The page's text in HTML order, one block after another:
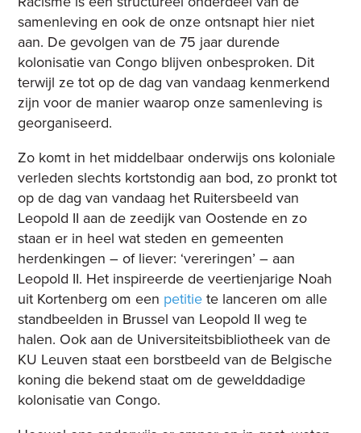
samenleving en ook de onze ontsnapt hier niet
aan. De gevolgen van de 75 jaar durende
kolonisatie van Congo blijven onbesproken. Dit
terwijl ze tot op de dag van vandaag kenmerkend
zijn voor de manier waarop onze samenleving is
georganiseerd.
Zo komt in het middelbaar onderwijs ons koloniale
verleden slechts kortstondig aan bod, zo pronkt tot
op de dag van vandaag het Ruitersbeeld van
Leopold II aan de zeedijk van Oostende en zo
staan er in heel wat steden en gemeenten
herdenkingen – of liever: ‘vereringen’ – aan
Leopold II. Het inspireerde de veertienjarige Noah
uit Kortenberg om een petitiete lanceren om alle
standbeelden in Brussel van Leopold II weg te
halen. Ook aan de Universiteitsbibliotheek van de
KU Leuven staat een borstbeeld van de Belgische
koning die bekend staat om de gewelddadige
kolonisatie van Congo.